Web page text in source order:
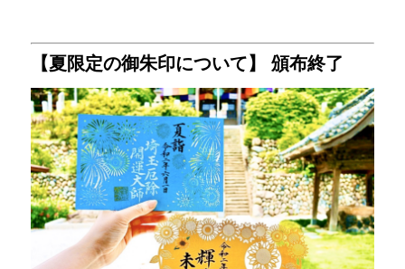
【夏限定の御朱印について】 ㅤ頒布終了